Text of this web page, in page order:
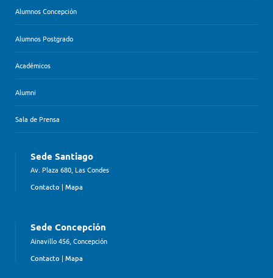
Alumnos Concepción
Alumnos Postgrado
Académicos
Alumni
Sala de Prensa
Sede Santiago
Av. Plaza 680, Las Condes
Contacto | Mapa
Sede Concepción
Ainavillo 456, Concepción
Contacto | Mapa